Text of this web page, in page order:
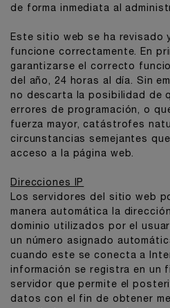
de forma inmediata al
Este sitio web se ha revisado
funcione correctamente. En
garantizarse el correcto
del año, 24 horas al día. Sin
no descarta la posibilidad de
errores de programación, o
fuerza mayor, catástrofes
circunstancias semejantes
acceso a la página web.
Direcciones IP
Los servidores del sitio web
manera automática la
dominio utilizados por el
un número asignado
cuando este se conecta a
información se registra en un
servidor que permite el
datos con el fin de obtener